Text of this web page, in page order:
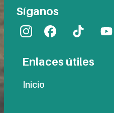
Síganos
Enlaces útiles
Inicio